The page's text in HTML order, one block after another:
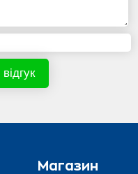
Магазин